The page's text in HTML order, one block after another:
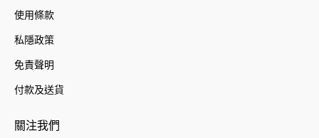
使用條款
私隱政策
免責聲明
付款及送貨
關注我們